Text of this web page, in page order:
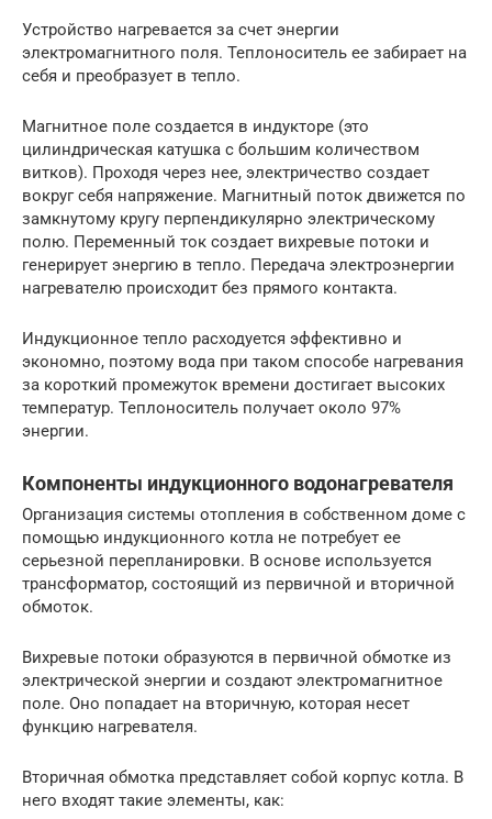
Устройство нагревается за счет энергии
электромагнитного поля. Теплоноситель ее забирает на
себя и преобразует в тепло.
Магнитное поле создается в индукторе (это
цилиндрическая катушка с большим количеством
витков). Проходя через нее, электричество создает
вокруг себя напряжение. Магнитный поток движется по
замкнутому кругу перпендикулярно электрическому
полю. Переменный ток создает вихревые потоки и
генерирует энергию в тепло. Передача электроэнергии
нагревателю происходит без прямого контакта.
Индукционное тепло расходуется эффективно и
экономно, поэтому вода при таком способе нагревания
за короткий промежуток времени достигает высоких
температур. Теплоноситель получает около 97%
энергии.
Компоненты индукционного водонагревателя
Организация системы отопления в собственном доме с
помощью индукционного котла не потребует ее
серьезной перепланировки. В основе используется
трансформатор, состоящий из первичной и вторичной
обмоток.
Вихревые потоки образуются в первичной обмотке из
электрической энергии и создают электромагнитное
поле. Оно попадает на вторичную, которая несет
функцию нагревателя.
Вторичная обмотка представляет собой корпус котла. В
него входят такие элементы, как: